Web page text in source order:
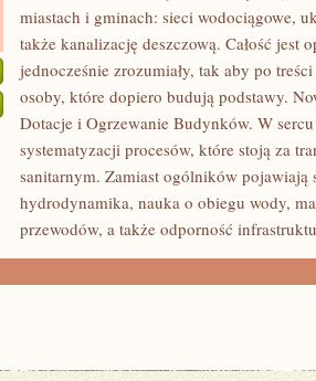
CASE
STUDY
REALIZACJE
miastach i gminach: sieci wodociągowe,
także kanalizację deszczową. Całość jest
jednocześnie zrozumiały, tak aby po
osoby, które dopiero budują podstawy.
Dotacje i Ogrzewanie Budynków. W
systematyzacji procesów, które stoją za
sanitarnym. Zamiast ogólników pojawiają
hydrodynamika, nauka o obiegu wody,
przewodów, a także odporność